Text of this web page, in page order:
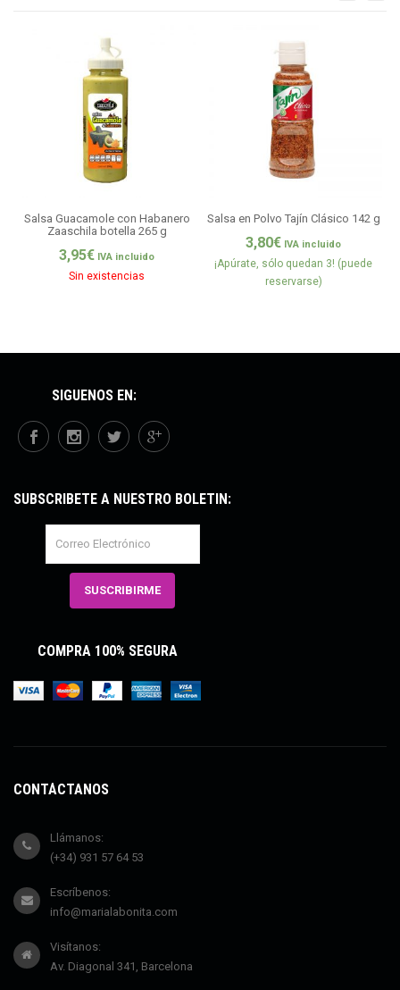
Salsa Guacamole con Habanero
Zaaschila botella 265 g
3,95€ IVA incluido
Sin existencias
Salsa en Polvo Tajín Clásico 142 g
3,80€ IVA incluido
¡Apúrate, sólo quedan 3! (puede
reservarse)
SÍGUENOS EN:
SUBSCRÍBETE A NUESTRO BOLETÍN:
COMPRA 100% SEGURA
CONTÁCTANOS
Llámanos:
(+34) 931 57 64 53
Escríbenos:
info@marialabonita.com
Visítanos:
Av. Diagonal 341, Barcelona